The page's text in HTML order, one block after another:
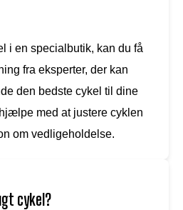
i en specialbutik, kan du få
fra eksperter, der kan
den bedste cykel til dine
med at justere cyklen
om vedligeholdelse.
cykel?